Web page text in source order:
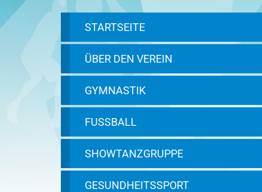
STARTSEITE
ÜBER DEN VEREIN
GYMNASTIK
FUSSBALL
SHOWTANZGRUPPE
GESUNDHEITSSPORT